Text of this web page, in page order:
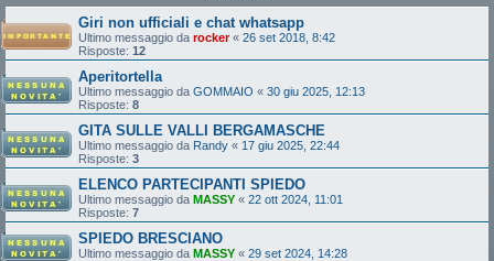
Giri non ufficiali e chat whatsapp
Ultimo messaggio da rocker« 26 set 2018, 8:42
Risposte: 12
Aperitortella
Ultimo messaggio da GOMMAIO « 30 giu 2025, 12:13
Risposte: 8
GITA SULLE VALLI BERGAMASCHE
Ultimo messaggio da Randy « 17 giu 2025, 22:44
Risposte: 3
ELENCO PARTECIPANTI SPIEDO
Ultimo messaggio da MASSY « 22 ott 2024, 11:01
Risposte: 7
SPIEDO BRESCIANO
Ultimo messaggio da MASSY « 29 set 2024, 14:28